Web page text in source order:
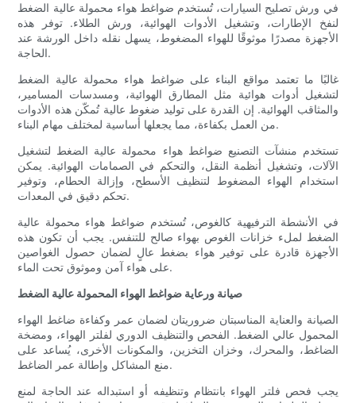
في ورش تصليح السيارات، تُستخدم ضواغط هواء محمولة عالية الضغط
لنفخ الإطارات، وتشغيل الأدوات الهوائية، ورش الطلاء. توفر هذه
الأجهزة مصدرًا موثوقًا للهواء المضغوط، يسهل نقله داخل الورشة عند
الحاجة.
غالبًا ما تعتمد مواقع البناء على ضواغط هواء محمولة عالية الضغط
لتشغيل أدوات هوائية مثل المطارق الهوائية، ومسدسات المسامير،
والمثاقب الهوائية. إن القدرة على توليد ضغوط عالية تُمكّن هذه الأدوات
من العمل بكفاءة، مما يجعلها أساسية لمختلف مهام البناء.
تستخدم منشآت التصنيع ضواغط هواء محمولة عالية الضغط لتشغيل
الآلات، وتشغيل أنظمة النقل، والتحكم في الصمامات الهوائية. يمكن
استخدام الهواء المضغوط لتنظيف الأسطح، وإزالة الحطام، وتوفير
تحكم دقيق في المعدات.
في الأنشطة الترفيهية كالغوص، تُستخدم ضواغط هواء محمولة عالية
الضغط لملء خزانات الغوص بهواء صالح للتنفس. يجب أن تكون هذه
الأجهزة قادرة على توفير هواء بضغط عالٍ لضمان حصول الغواصين
على هواء آمن وموثوق تحت الماء.
صيانة ورعاية ضواغط الهواء المحمولة عالية الضغط
الصيانة والعناية المناسبتان ضروريتان لضمان عمر وكفاءة ضاغط الهواء
المحمول عالي الضغط. الفحص والتنظيف الدوري لفلتر الهواء، ومضخة
الضاغط، والمحرك، وخزان التخزين، والمكونات الأخرى، يُساعد على
منع المشاكل وإطالة عمر الضاغط.
يجب فحص فلتر الهواء بانتظام وتنظيفه أو استبداله عند الحاجة لمنع